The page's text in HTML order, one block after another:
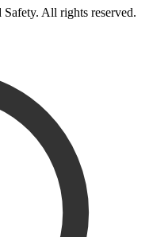
All rights reserved.